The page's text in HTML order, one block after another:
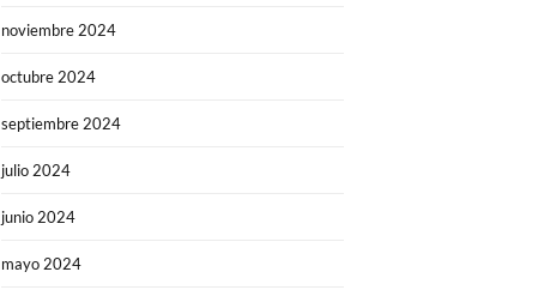
noviembre 2024
octubre 2024
septiembre 2024
julio 2024
junio 2024
mayo 2024